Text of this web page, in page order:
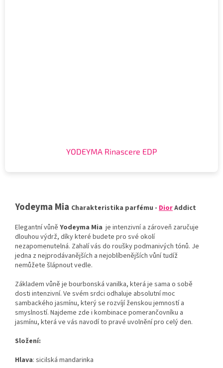
YODEYMA Rinascere EDP
Yodeyma Mia Charakteristika parfému - DiorAddict
Elegantní vůně Yodeyma Mia je intenzivní a zároveň zaručuje
dlouhou výdrž, díky které budete pro své okolí
nezapomenutelná. Zahalí vás do roušky podmanivých tónů. Je
jedna z nejprodávanějších a nejoblíbenějších vůní tudíž
nemůžete šlápnout vedle.
Základem vůně je bourbonská vanilka, která je sama o sobě
dosti intenzivní. Ve svém srdci odhaluje absolutní moc
sambackého jasmínu, který se rozvíjí ženskou jemností a
smyslností. Najdeme zde i kombinace pomerančovníku a
jasmínu, která ve vás navodí to pravé uvolnění pro celý den.
Složení:
Hlava: sicilská mandarinka